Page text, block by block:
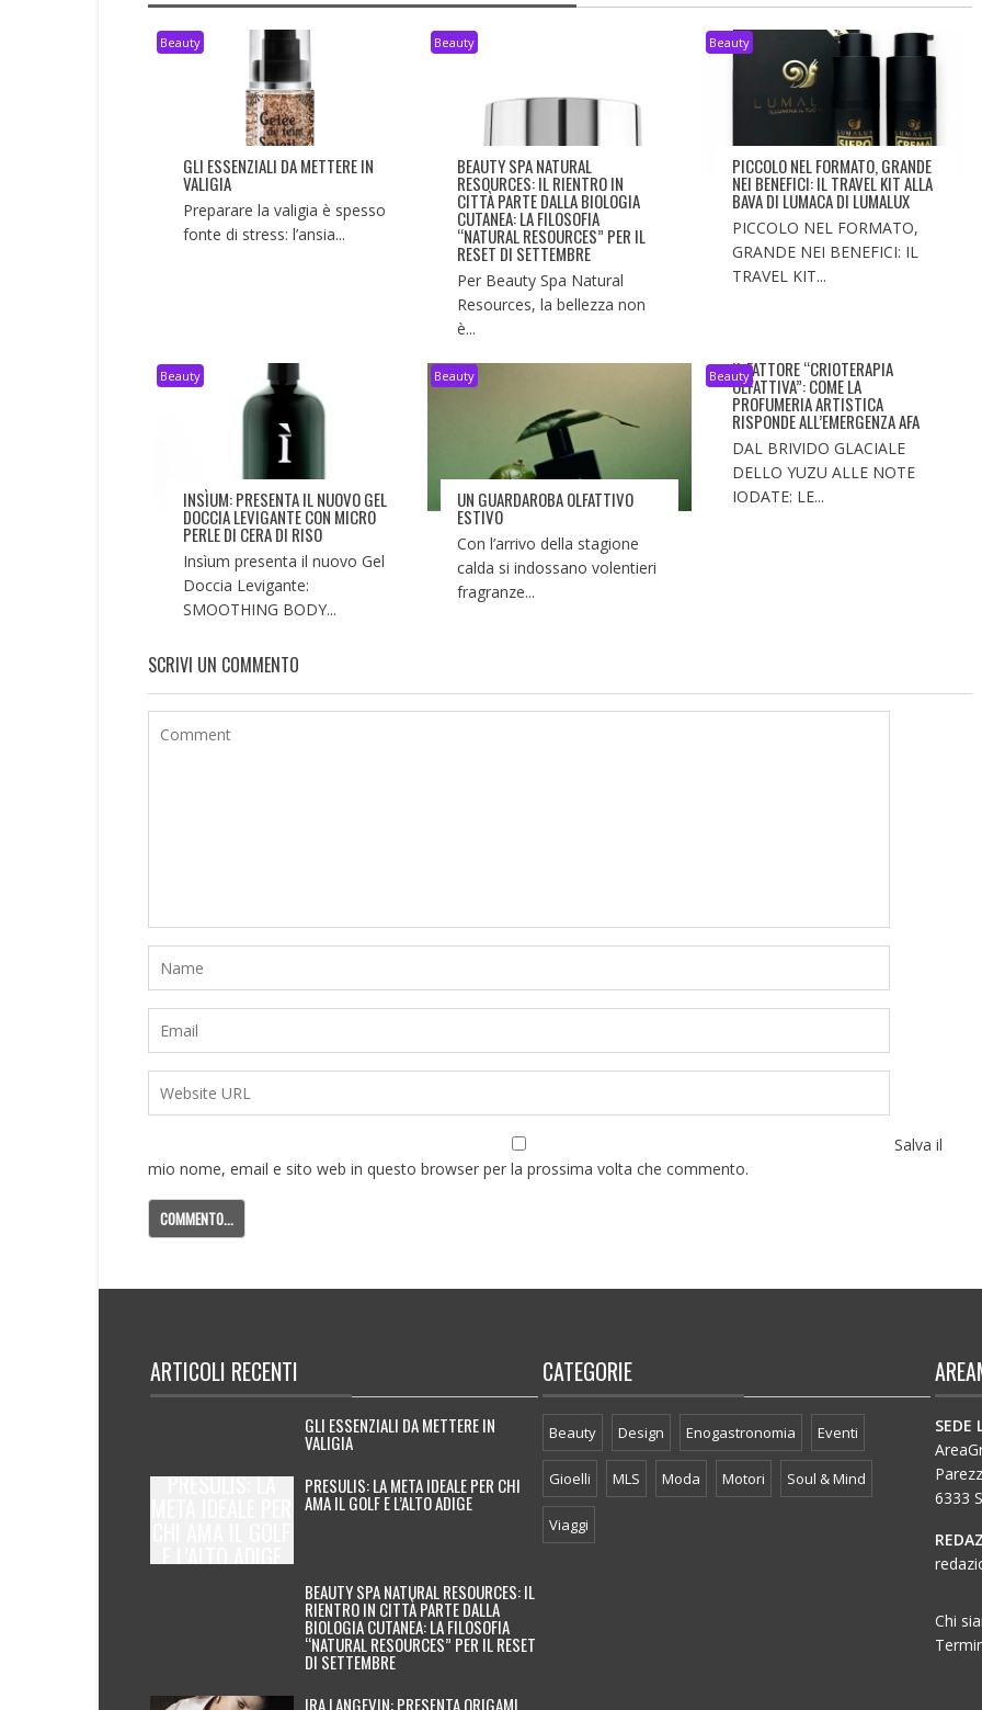
Beauty
GLI ESSENZIALI DA METTERE IN
VALIGIA
Preparare la valigia è spesso
fonte di stress: l’ansia...
Beauty
BEAUTY SPA NATURAL
RESOURCES: IL RIENTRO IN
CITTÀ PARTE DALLA BIOLOGIA
CUTANEA: LA FILOSOFIA
“NATURAL RESOURCES” PER IL
RESET DI SETTEMBRE
Per Beauty Spa Natural
Resources, la bellezza non
è...
Beauty
PICCOLO NEL FORMATO, GRANDE
NEI BENEFICI: IL TRAVEL KIT ALLA
BAVA DI LUMACA DI LUMALUX
PICCOLO NEL FORMATO,
GRANDE NEI BENEFICI: IL
TRAVEL KIT...
Beauty
INSÌUM: PRESENTA IL NUOVO GEL
DOCCIA LEVIGANTE CON MICRO
PERLE DI CERA DI RISO
Insìum presenta il nuovo Gel
Doccia Levigante:
SMOOTHING BODY...
Beauty
UN GUARDAROBA OLFATTIVO
ESTIVO
Con l’arrivo della stagione
calda si indossano volentieri
fragranze...
BeautyIL FATTORE “CRIOTERAPIA
OLFATTIVA”: COME LA
PROFUMERIA ARTISTICA
RISPONDE ALL’EMERGENZA AFA
DAL BRIVIDO GLACIALE
DELLO YUZU ALLE NOTE
IODATE: LE...
SCRIVI UN COMMENTO
Salva il
mio nome, email e sito web in questo browser per la prossima volta che commento.
ARTICOLI RECENTI
GLI ESSENZIALI DA METTERE IN
VALIGIA
PRESULIS: LA
E L’ALTO ADIGE
PRESULIS: LA META IDEALE PER CHI
AMA IL GOLF E L’ALTO ADIGE
BEAUTY SPA NATURAL RESOURCES: IL
RIENTRO IN CITTÀ PARTE DALLA
BIOLOGIA CUTANEA: LA FILOSOFIA
“NATURAL RESOURCES” PER IL RESET
DI SETTEMBRE
IRA LANGEVIN: PRESENTA ORIGAMI
CATEGORIE
Beauty Design Enogastronomia Eventi
Gioelli MLS Moda Motori Soul & Mind
Viaggi
SEDE
6333
Chi